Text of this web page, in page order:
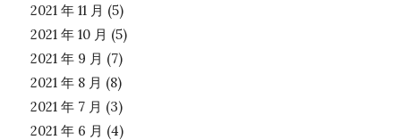
2021 年 11 月 (5)
2021 年 10 月 (5)
2021 年 9 月 (7)
2021 年 8 月 (8)
2021 年 7 月 (3)
2021 年 6 月 (4)